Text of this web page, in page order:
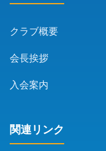
クラブ概要
会長挨拶
入会案内
関連リンク